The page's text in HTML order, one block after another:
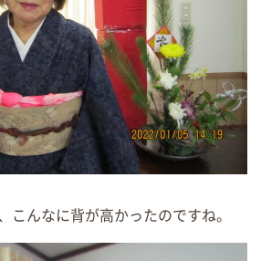
こんなに背が高かったのですね。